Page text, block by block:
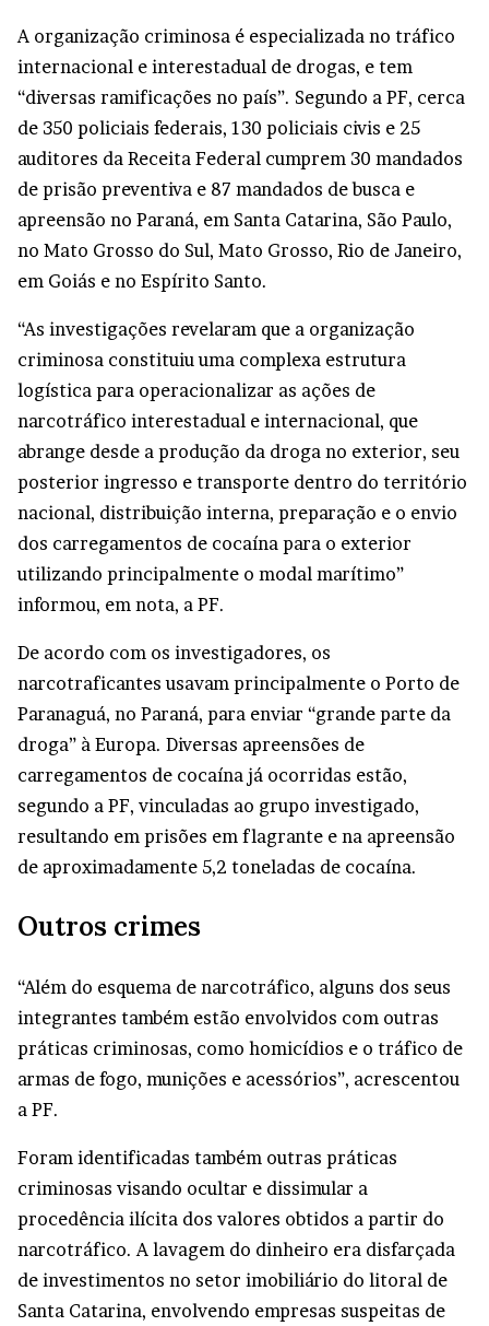
A organização criminosa é especializada no tráfico
internacional e interestadual de drogas, e tem
“diversas ramificações no país”. Segundo a PF, cerca
de 350 policiais federais, 130 policiais civis e 25
auditores da Receita Federal cumprem 30 mandados
de prisão preventiva e 87 mandados de busca e
apreensão no Paraná, em Santa Catarina, São Paulo,
no Mato Grosso do Sul, Mato Grosso, Rio de Janeiro,
em Goiás e no Espírito Santo.
“As investigações revelaram que a organização
criminosa constituiu uma complexa estrutura
logística para operacionalizar as ações de
narcotráfico interestadual e internacional, que
abrange desde a produção da droga no exterior, seu
posterior ingresso e transporte dentro do território
nacional, distribuição interna, preparação e o envio
dos carregamentos de cocaína para o exterior
utilizando principalmente o modal marítimo”
informou, em nota, a PF.
De acordo com os investigadores, os
narcotraficantes usavam principalmente o Porto de
Paranaguá, no Paraná, para enviar “grande parte da
droga” à Europa. Diversas apreensões de
carregamentos de cocaína já ocorridas estão,
segundo a PF, vinculadas ao grupo investigado,
resultando em prisões em flagrante e na apreensão
de aproximadamente 5,2 toneladas de cocaína.
Outros crimes
“Além do esquema de narcotráfico, alguns dos seus
integrantes também estão envolvidos com outras
práticas criminosas, como homicídios e o tráfico de
armas de fogo, munições e acessórios”, acrescentou
a PF.
Foram identificadas também outras práticas
criminosas visando ocultar e dissimular a
procedência ilícita dos valores obtidos a partir do
narcotráfico. A lavagem do dinheiro era disfarçada
de investimentos no setor imobiliário do litoral de
Santa Catarina, envolvendo empresas suspeitas de